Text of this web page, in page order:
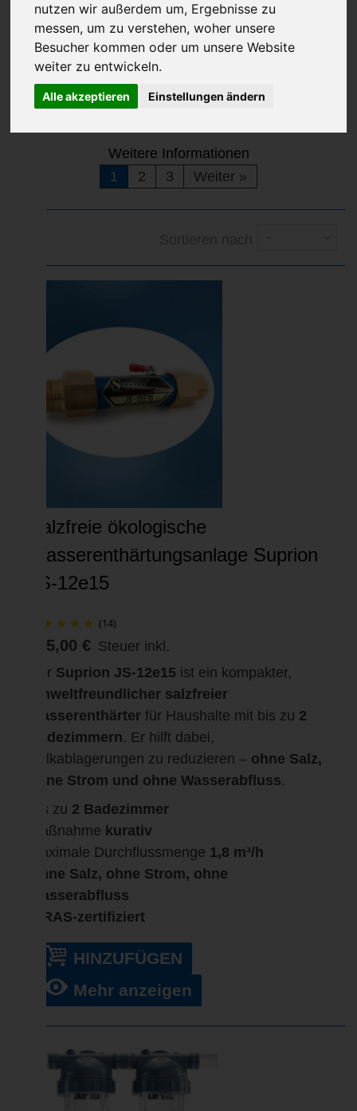
nutzen wir außerdem um, Ergebnisse zu
messen, um zu verstehen, woher unsere
Besucher kommen oder um unsere Website
weiter zu entwickeln.
Alle akzeptieren Einstellungen ändern
Salzfreier
Wasserenthärter: Welches
elektrostatische Modell
soll man wählen?
Weitere Informationen
1
2 3 Weiter»
--
Salzfreie ökologische
Wasserenthärtungsanlage Suprion
JS-12e15
(14)
495,00 € Steuer inkl.
Der Suprion JS-12e15 ist ein kompakter,
umweltfreundlicher salzfreier
Wasserenthärter für Haushalte mit bis zu 2
Badezimmern. Er hilft dabei,
Kalkablagerungen zu reduzieren – ohne Salz,
ohne Strom und ohne Wasserabfluss.
Bis zu 2 Badezimmer
Maßnahme kurativ
Maximale Durchflussmenge 1,8 m³/h
Ohne Salz, ohne Strom, ohne
Wasserabfluss
WRAS-zertifiziert
HINZUFÜGEN
Mehr anzeigen